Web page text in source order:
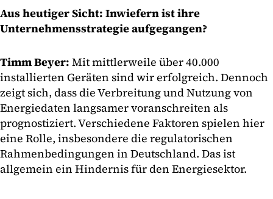
Aus heutiger Sicht: Inwiefern ist ihre
Unternehmensstrategie aufgegangen?
Timm Beyer: Mit mittlerweile über 40.000
installierten Geräten sind wir erfolgreich. Dennoch
zeigt sich, dass die Verbreitung und Nutzung von
Energiedaten langsamer voranschreiten als
prognostiziert. Verschiedene Faktoren spielen hier
eine Rolle, insbesondere die regulatorischen
Rahmenbedingungen in Deutschland. Das ist
allgemein ein Hindernis für den Energiesektor.